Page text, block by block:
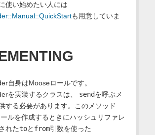
使い始めたい人には
も用意していま
自身はMooseロールです。
を実装するクラスは、 sendを呼ぶメ
する必要があります。このメソッド
ルを作成するときにハッシュリファレ
れたtoと from引数を使った